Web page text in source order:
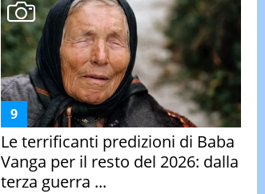
Le terrificanti predizioni di Baba
Vanga per il resto del 2026: dalla
terza guerra ...